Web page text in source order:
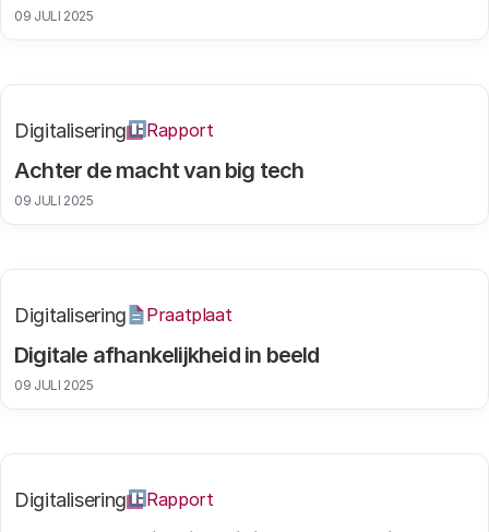
09 JULI 2025
Achter de macht van big tech
Digitalisering Rapport
09 JULI 2025
Digitale afhankelijkheid in beeld
Digitalisering Praatplaat
09 JULI 2025
Digitalisering Rapport